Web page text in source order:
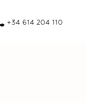
+34 614 204 110